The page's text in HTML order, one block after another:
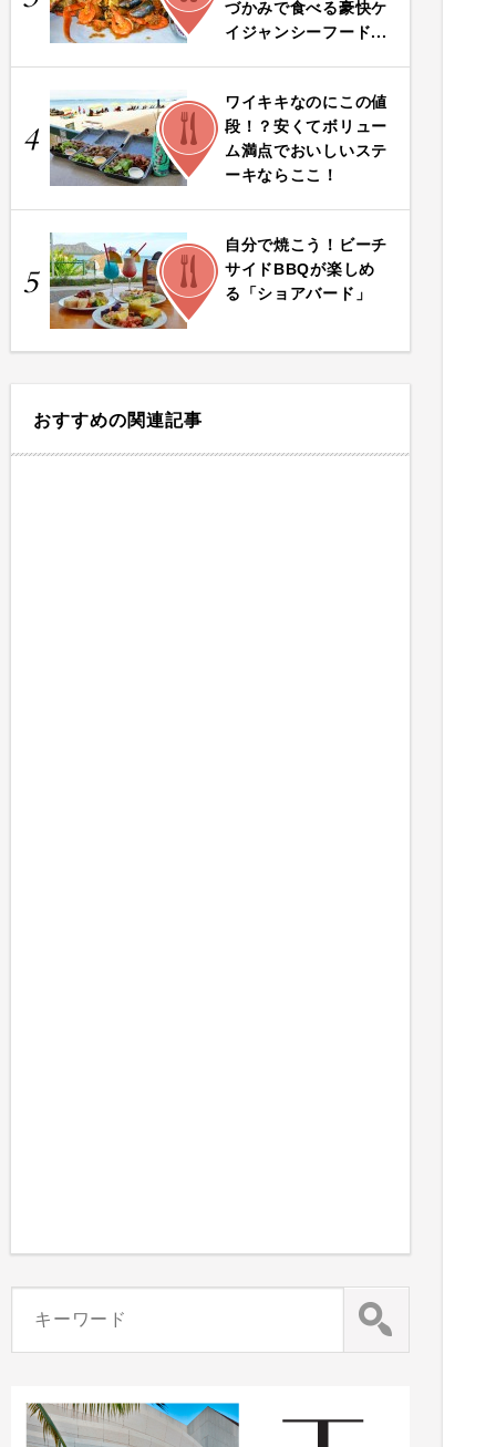
づかみで食べる豪快ケ
イジャンシーフード...
4
FOOD
ワイキキなのにこの値
段！？安くてボリュー
ム満点でおいしいステ
ーキならここ！
5
FOOD
自分で焼こう！ビーチ
サイドBBQが楽しめ
る「ショアバード」
おすすめの関連記事